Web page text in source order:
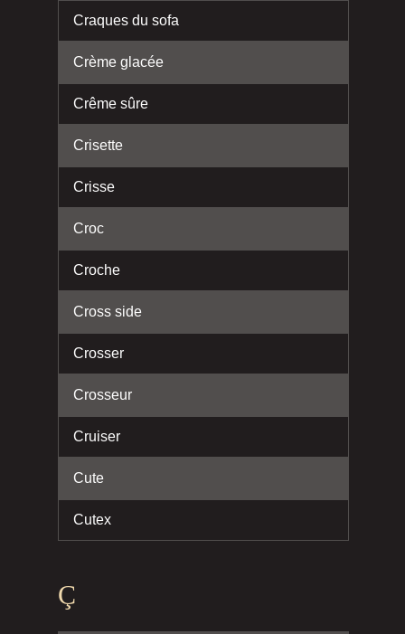
Craques du sofa
Crème glacée
Crême sûre
Crisette
Crisse
Croc
Croche
Cross side
Crosser
Crosseur
Cruiser
Cute
Cutex
Ç